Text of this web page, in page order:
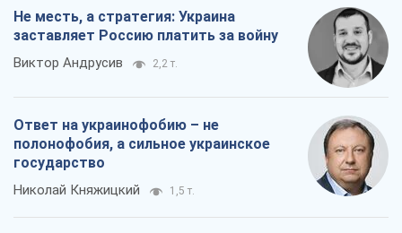
Не месть, а стратегия: Украина
заставляет Россию платить за войну
Виктор Андрусив 2,2 т.
Ответ на украинофобию – не
полонофобия, а сильное украинское
государство
Николай Княжицкий 1,5 т.